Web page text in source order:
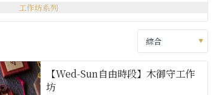
工作坊系列
【Wed-Sun自由時段】木御守工作
坊